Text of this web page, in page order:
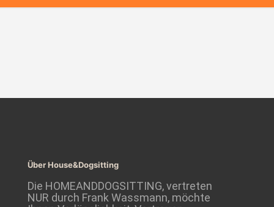
Über House&Dogsitting
Die HOMEANDDOGSITTING, vertreten
NUR durch Frank Wassmann, möchte